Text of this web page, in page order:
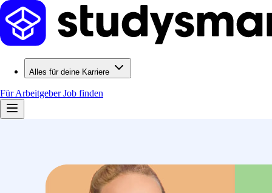
Alles für deine Karriere
Für ArbeitgeberJob finden